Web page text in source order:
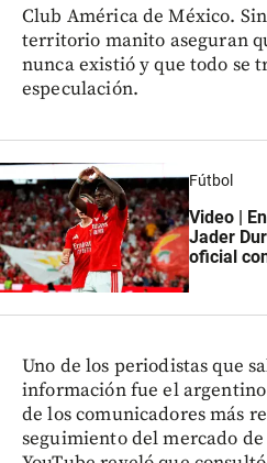
Club América de México.
territorio manito aseguran
nunca existió y que todo se
especulación.
Fútbol
Video |
Jader
oficial
Uno de los periodistas que
información fue el
de los comunicadores más
seguimiento del mercado